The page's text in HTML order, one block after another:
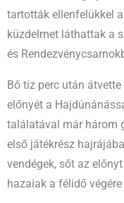
tartották ellenfelükkel
küzdelmet láthattak a
és
Bő tíz perc után
előnyét a
találatával már három
első játékrész
vendégek, sőt az
hazaiak a félidő